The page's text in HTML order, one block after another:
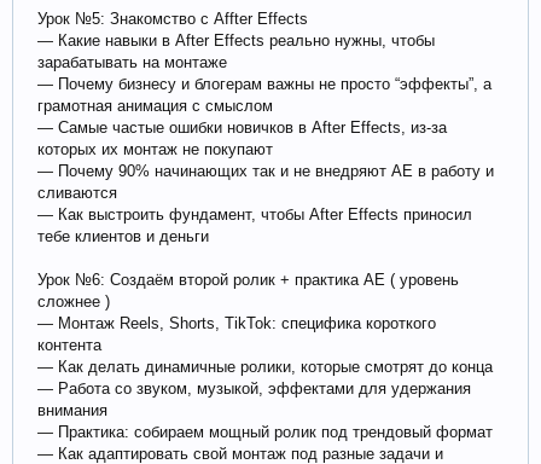
Урок №5: Знакомство с Affter Effects
— Какие навыки в After Effects реально нужны, чтобы
зарабатывать на монтаже
— Почему бизнесу и блогерам важны не просто “эффекты”, а
грамотная анимация с смыслом
— Самые частые ошибки новичков в After Effects, из-за
которых их монтаж не покупают
— Почему 90% начинающих так и не внедряют AE в работу и
сливаются
— Как выстроить фундамент, чтобы After Effects приносил
тебе клиентов и деньги
Урок №6: Создаём второй ролик + практика AE ( уровень
сложнее )
— Монтаж Reels, Shorts, TikTok: специфика короткого
контента
— Как делать динамичные ролики, которые смотрят до конца
— Работа со звуком, музыкой, эффектами для удержания
внимания
— Практика: собираем мощный ролик под трендовый формат
— Как адаптировать свой монтаж под разные задачи и